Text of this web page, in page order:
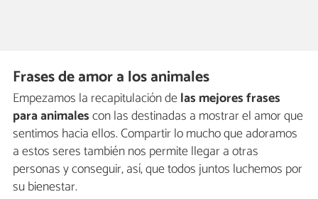
Frases de amor a los animales
Empezamos la recapitulación delas mejores frases
para animalescon las destinadas a mostrar el amor que
sentimos hacia ellos. Compartir lo mucho que adoramos
a estos seres también nos permite llegar a otras
personas y conseguir, así, que todos juntos luchemos por
su bienestar.